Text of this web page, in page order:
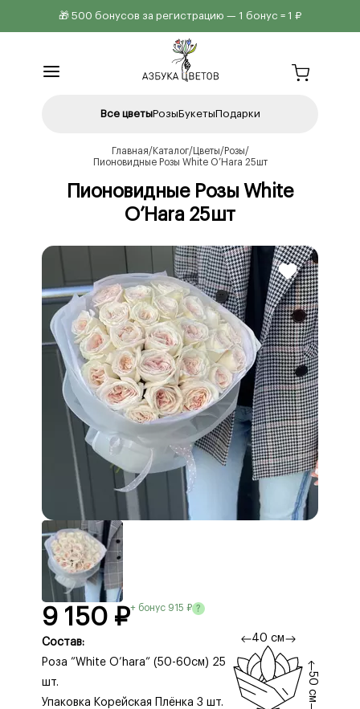
🎁 500 бонусов за регистрацию — 1 бонус = 1 ₽
Все цветыРозыБукетыПодарки
Главная Каталог Цветы
Розы
Пионовидные Розы White O’Hara 25шт
Пионовидные Розы White
O’Hara 25шт
9 150 ₽+ бонус 915 ₽ ?
Состав:
Роза ”White O’hara” (50-60см) 25
шт.
Упаковка Корейская Плёнка 3 шт.
40 см
50 см